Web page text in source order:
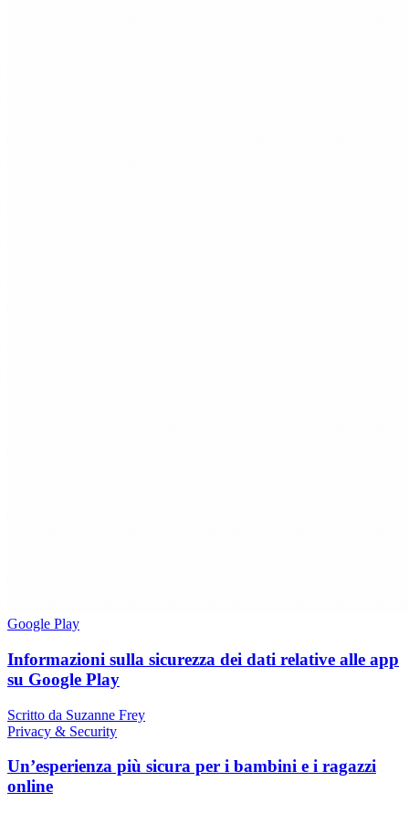
Google Play
Informazioni sulla sicurezza dei dati relative alle app
su Google Play
Scritto da Suzanne Frey
Privacy & Security
Un’esperienza più sicura per i bambini e i ragazzi
online